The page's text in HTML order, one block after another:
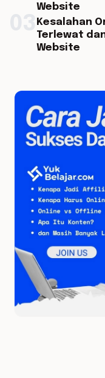
Website
Kesalahan
Terlewat
Website